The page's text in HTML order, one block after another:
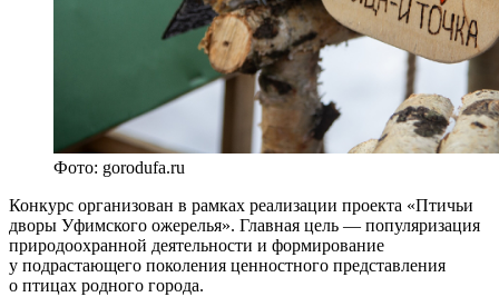
Фото: gorodufa.ru
Конкурс организован в рамках реализации проекта «Птичьи
дворы Уфимского ожерелья». Главная цель — популяризация
природоохранной деятельности и формирование
у подрастающего поколения ценностного представления
о птицах родного города.